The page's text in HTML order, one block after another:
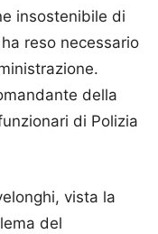
insostenibile di
reso necessario
della
di Polizia
vista la
del